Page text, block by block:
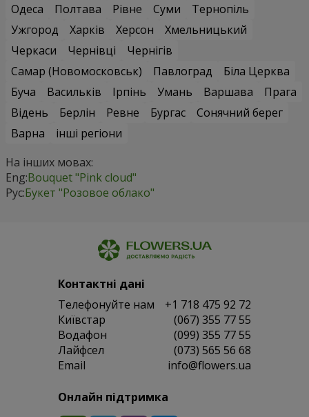
Одеса
Полтава Рівне Суми
Тернопіль
Ужгород
Харків Херсон
Хмельницький
Черкаси
Чернівці
Чернігів
Самар (Новомосковськ)
Павлоград
Біла Церква
Буча
Васильків Ірпінь Умань Варшава
Прага
Відень
Берлін Ревне Бургас
Сонячний берег
Варна
інші регіони
На інших мовах:
Eng:Bouquet "Pink cloud"
Рус:Букет "Розовое облако"
Контактні дані
Телефонуйте нам
+1 718 475 92 72
Київстар
(067) 355 77 55
Водафон
(099) 355 77 55
Лайфсел
(073) 565 56 68
Email
info@flowers.ua
Онлайн підтримка